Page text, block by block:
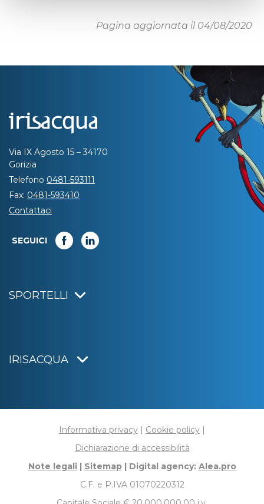
Pagina aggiornata il 04/08/2020
Via IX Agosto 15 – 34170
Gorizia
Telefono 0481-593111
Fax: 0481-593410
Contattaci
SEGUICI
SPORTELLI
IRISACQUA
Informativa privacy | Cookie policy |
Dichiarazione di accessibilità
Note legali| Sitemap | Digital agency: Alea.pro
C.F. e P.IVA 01070220312